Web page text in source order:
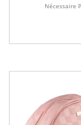
Nécessaire